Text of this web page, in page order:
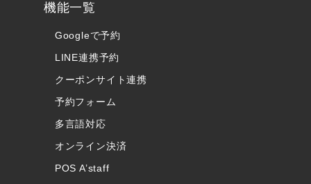
機能一覧
Googleで予約
LINE連携予約
クーポンサイト連携
予約フォーム
多言語対応
オンライン決済
POS A’staff